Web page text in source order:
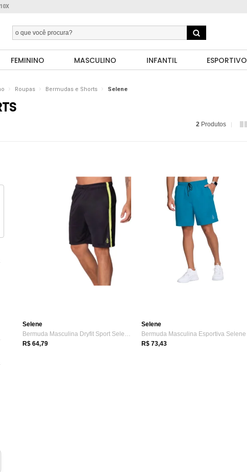
FEMININO MASCULINO INFANTIL ESPORTIVO
Roupas Bermudas e Shorts Selene
2 Produtos
Selene
Bermuda Masculina Dryfit Sport Selene
R$ 64,79
Selene
Bermuda Masculina Esportiva Selene
R$ 73,43